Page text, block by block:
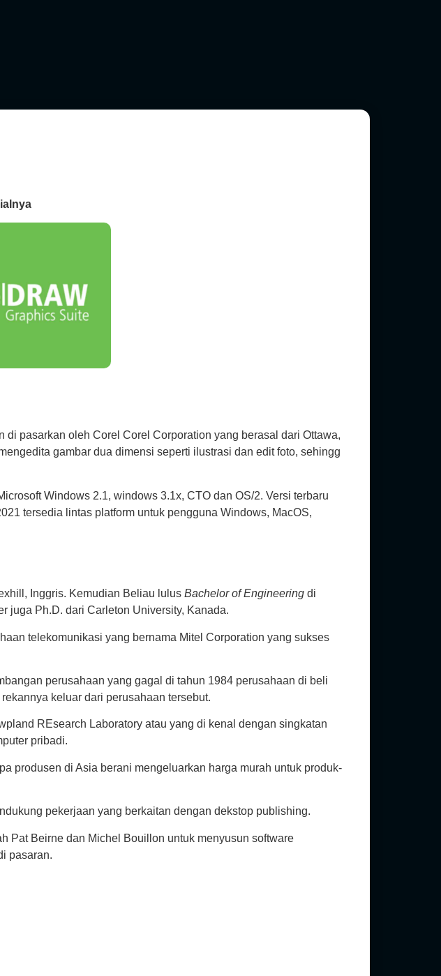
pasarkan oleh Corel Corel Corporation yang berasal dari Ottawa,
gambar dua dimensi seperti ilustrasi dan edit foto, sehingg
Windows 2.1, windows 3.1x, CTO dan OS/2. Versi terbaru
tersedia lintas platform untuk pengguna Windows, MacOS,
Inggris. Kemudian Beliau lulus Bachelor of Engineering di
juga Ph.D. dari Carleton University, Kanada.
telekomunikasi yang bernama Mitel Corporation yang sukses
perusahaan yang gagal di tahun 1984 perusahaan di beli
keluar dari perusahaan tersebut.
REsearch Laboratory atau yang di kenal dengan singkatan
pribadi.
produsen di Asia berani mengeluarkan harga murah untuk produk-
pekerjaan yang berkaitan dengan dekstop publishing.
Pat Beirne dan Michel Bouillon untuk menyusun software
pasaran.